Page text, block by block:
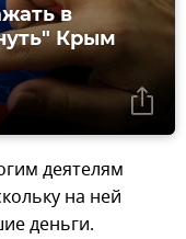
в
Крым
деятелям
на ней
деньги.